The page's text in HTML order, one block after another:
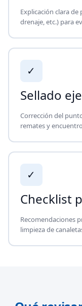
Explicación clara
drenaje, etc.) para
✓
Sellado
Corrección del
remates y
✓
Checklist
Recomendaciones
limpieza de